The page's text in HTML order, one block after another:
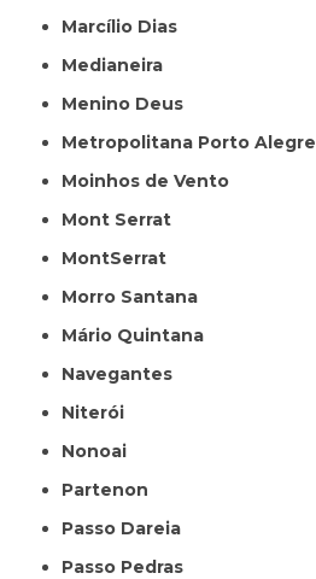
Marcílio Dias
Medianeira
Menino Deus
Metropolitana Porto Alegre
Moinhos de Vento
Mont Serrat
MontSerrat
Morro Santana
Mário Quintana
Navegantes
Niterói
Nonoai
Partenon
Passo Dareia
Passo Pedras